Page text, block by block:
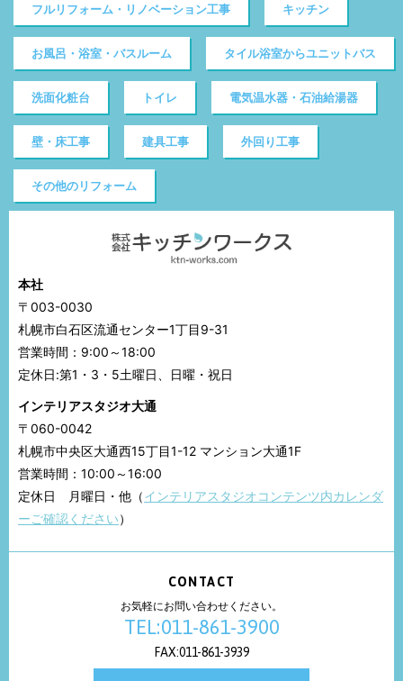
フルリフォーム・リノベーション工事 キッチン
お風呂・浴室・バスルーム タイル浴室からユニットバス
洗面化粧台 トイレ 電気温水器・石油給湯器
壁・床工事 建具工事 外回り工事
その他のリフォーム
本社
〒003-0030
札幌市白石区流通センター1丁目9-31
営業時間：9:00～18:00
定休日:第1・3・5土曜日、日曜・祝日
インテリアスタジオ大通
〒060-0042
札幌市中央区大通西15丁目1-12 マンション大通1F
営業時間：10:00～16:00
定休日 月曜日・他（インテリアスタジオコンテンツ内カレンダ
ーご確認ください）
CONTACT
お気軽にお問い合わせください。
TEL:011-861-3900
FAX:011-861-3939